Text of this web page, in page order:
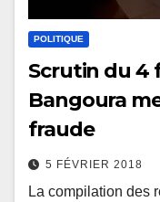
POLITIQUE
Scrutin du 4
Bangoura
fraude
5 FÉVRIER 2018
La compilation des